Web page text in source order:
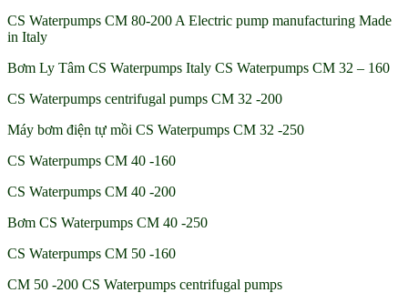
CS Waterpumps CM 80-200 A Electric pump manufacturing Made
in Italy
Bơm Ly Tâm CS Waterpumps Italy CS Waterpumps CM 32 – 160
CS Waterpumps centrifugal pumps CM 32 -200
Máy bơm điện tự mồi CS Waterpumps CM 32 -250
CS Waterpumps CM 40 -160
CS Waterpumps CM 40 -200
Bơm CS Waterpumps CM 40 -250
CS Waterpumps CM 50 -160
CM 50 -200 CS Waterpumps centrifugal pumps